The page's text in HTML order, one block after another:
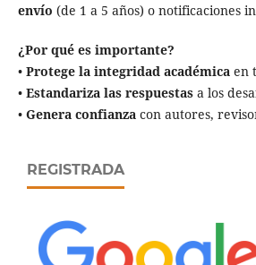
envío (de 1 a 5 años) o notificaciones
¿Por qué es importante?
• Protege la integridad académicaen
• Estandariza las respuestasa los
• Genera confianzacon autores,
REGISTRADA